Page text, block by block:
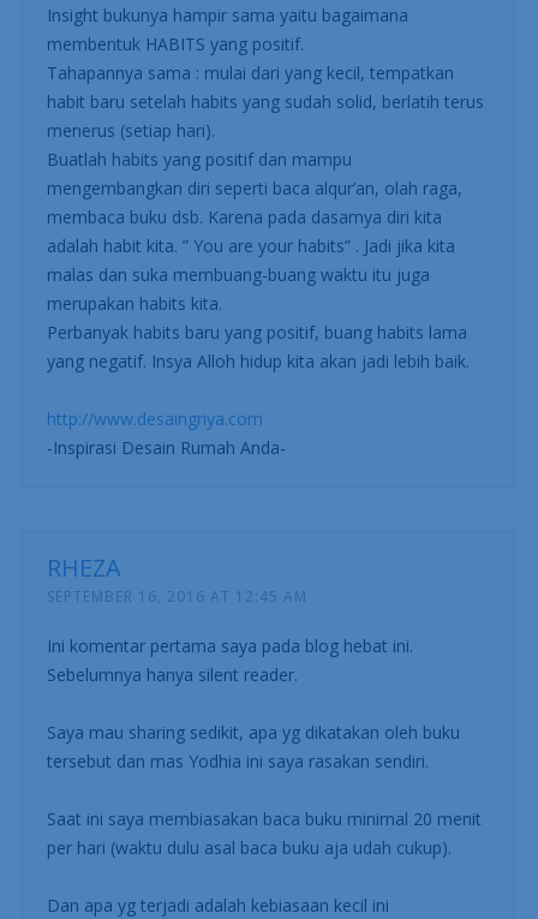
Insight bukunya hampir sama yaitu bagaimana
membentuk HABITS yang positif.
Tahapannya sama : mulai dari yang kecil, tempatkan
habit baru setelah habits yang sudah solid, berlatih terus
menerus (setiap hari).
Buatlah habits yang positif dan mampu
mengembangkan diri seperti baca alqur’an, olah raga,
membaca buku dsb. Karena pada dasarnya diri kita
adalah habit kita. ” You are your habits” . Jadi jika kita
malas dan suka membuang-buang waktu itu juga
merupakan habits kita.
Perbanyak habits baru yang positif, buang habits lama
yang negatif. Insya Alloh hidup kita akan jadi lebih baik.
http://www.desaingriya.com
-Inspirasi Desain Rumah Anda-
RHEZA
SEPTEMBER 16, 2016 AT 12:45 AM
Ini komentar pertama saya pada blog hebat ini.
Sebelumnya hanya silent reader.
Saya mau sharing sedikit, apa yg dikatakan oleh buku
tersebut dan mas Yodhia ini saya rasakan sendiri.
Saat ini saya membiasakan baca buku minimal 20 menit
per hari (waktu dulu asal baca buku aja udah cukup).
Dan apa yg terjadi adalah kebiasaan kecil ini